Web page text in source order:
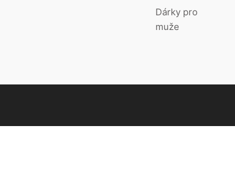
Dárky pro
muže